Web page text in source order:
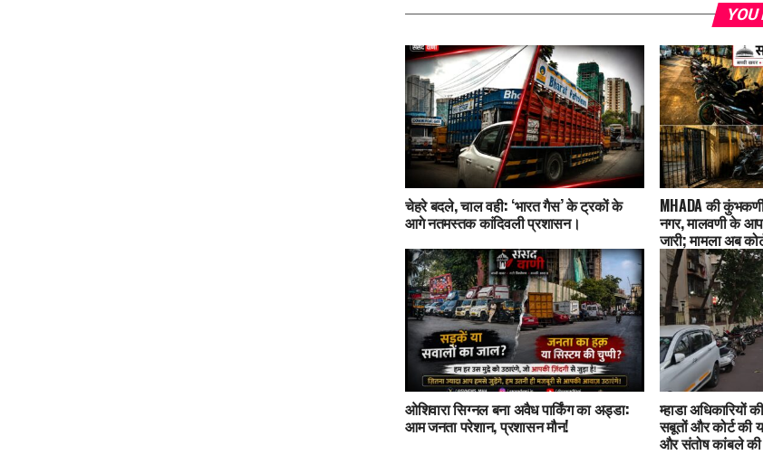
चेहरे बदले, चाल वही: ‘भारत गैस’ के ट्रकों के
आगे नतमस्तक कांदिवली प्रशासन।
MHADA की
नगर, मालवणी के
जारी; मामला अब
ओशिवारा सिग्नल बना अवैध पार्किंग का अड्डा:
आम जनता परेशान, प्रशासन मौन!
म्हाडा अधिकारियों
सबूतों और कोर्ट की
और संतोष कांबले की